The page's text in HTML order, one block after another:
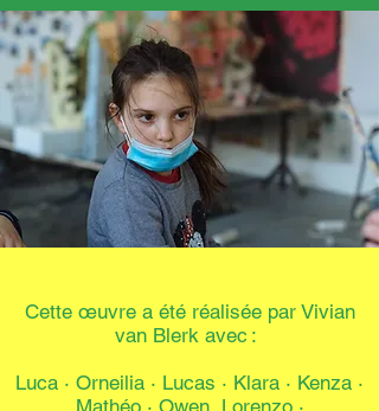
Cette œuvre a été réalisée par Vivian
van Blerk avec :
Luca · Orneilia · Lucas · Klara · Kenza ·
Mathéo · Owen Lorenzo ·